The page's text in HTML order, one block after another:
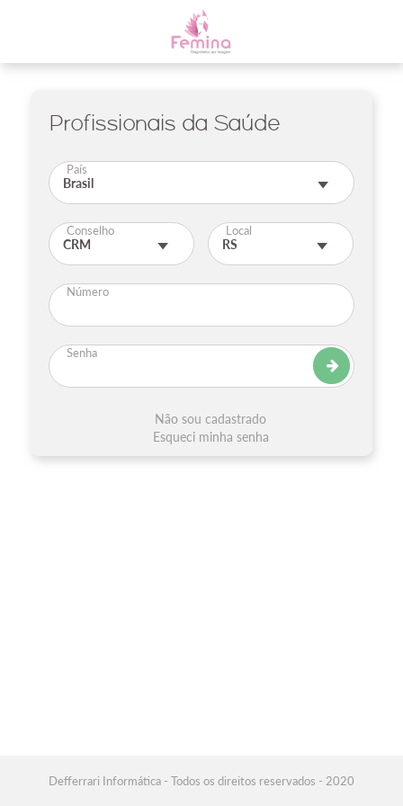
Profissionais da Saúde
País
Conselho Local
Número
Senha
Não sou cadastrado
Esqueci minha senha
Defferrari Informática - Todos os direitos reservados - 2020